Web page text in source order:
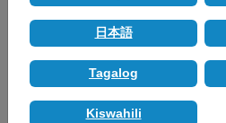
Le système d'ordre
dans l'islam
日本語
Tagalog
Kiswahili